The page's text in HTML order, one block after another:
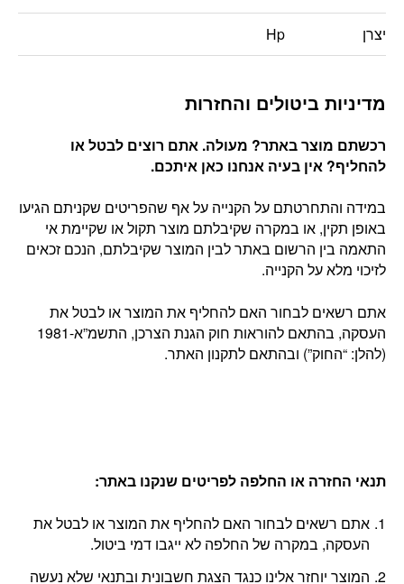
יצרן Hp
מדיניות ביטולים והחזרות
רכשתם מוצר באתר? מעולה. אתם רוצים לבטל או
להחליף? אין בעיה אנחנו כאן איתכם.
במידה והתחרטתם על הקנייה על אף שהפריטים שקניתם הגיעו
באופן תקין, או במקרה שקיבלתם מוצר תקול או שקיימת אי
התאמה בין הרשום באתר לבין המוצר שקיבלתם, הנכם זכאים
לזיכוי מלא על הקנייה.
אתם רשאים לבחור האם להחליף את המוצר או לבטל את
העסקה, בהתאם להוראות חוק הגנת הצרכן, התשמ”א-1981
(להלן: “החוק”) ובהתאם לתקנון האתר.
תנאי החזרה או החלפה לפריטים שנקנו באתר:
אתם רשאים לבחור האם להחליף את המוצר או לבטל את
העסקה, במקרה של החלפה לא ייגבו דמי ביטול.
המוצר יוחזר אלינו כנגד הצגת חשבונית ובתנאי שלא נעשה